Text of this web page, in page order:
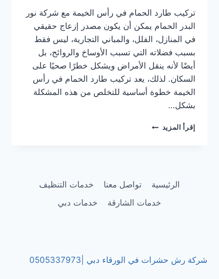
تركيب طارد الحمام في رأس الخيمة مع شركة نور
البدر الحمام يمكن أن يكون مصدر إزعاج حقيقي
في المنازل، الفلل، والمباني التجارية، ليس فقط
بسبب فضلاته التي تسبب الأوساخ والروائح، بل
أيضًا لأنه ينقل الأمراض ويشكل خطرًا صحيًا على
السكان. لذلك، يعد تركيب طارد الحمام في رأس
الخيمة خطوة أساسية للتخلص من هذه المشكلة
بشكل…
إقرأ المزيد تركيب
|0505337973
الرئيسية تواصل معنا
خدمات التنظيف
خدمات الشارقة
خدمات دبي
شركة رش حشرات في الورقاء دبي |0505337973